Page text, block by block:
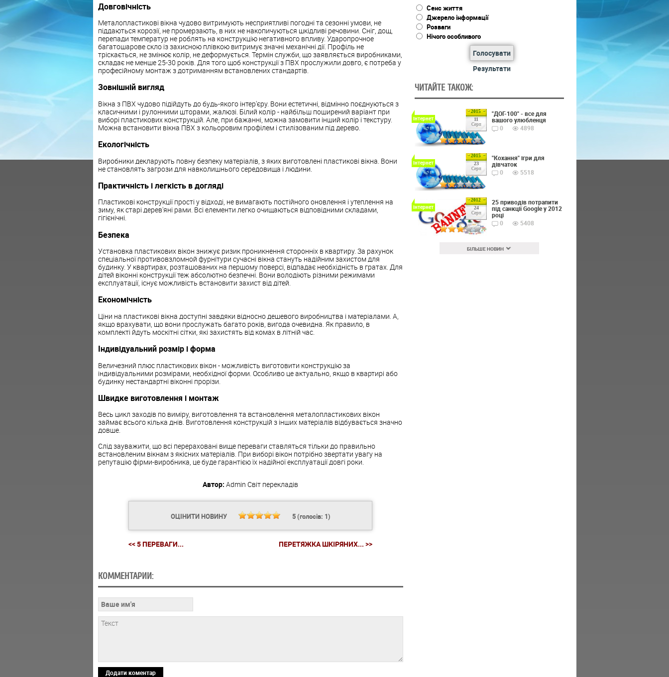
Довговічність
Металопластикові вікна чудово витримують несприятливі погодні та сезонні умови, не
піддаються корозії, не промерзають, в них не накопичуються шкідливі речовини. Сніг, дощ,
перепади температур не роблять на конструкцію негативного впливу. Ударопрочное
багатошарове скло із захисною плівкою витримує значні механічні дії. Профіль не
тріскається, не змінює колір, не деформується. Термін служби, що заявляється виробниками,
складає не менше 25-30 років. Для того щоб конструкції з ПВХ прослужили довго, є потреба у
професійному монтаж з дотриманням встановлених стандартів.
Зовнішній вигляд
Вікна з ПВХ чудово підійдуть до будь-якого інтер'єру. Вони естетичні, відмінно поєднуються з
класичними і рулонними шторами, жалюзі. Білий колір - найбільш поширений варіант при
виборі пластикових конструкцій. Але, при бажанні, можна замовити інший колір і текстуру.
Можна встановити вікна ПВХ з кольоровим профілем і стилізованим під дерево.
Екологічність
Виробники декларують повну безпеку матеріалів, з яких виготовлені пластикові вікна. Вони
не становлять загрози для навколишнього середовища і людини.
Практичність і легкість в догляді
Пластикові конструкції прості у відході, не вимагають постійного оновлення і утеплення на
зиму, як старі дерев'яні рами. Всі елементи легко очищаються відповідними складами,
гігієнічні.
Безпека
Установка пластикових вікон знижує ризик проникнення сторонніх в квартиру. За рахунок
спеціальної противовзломной фурнітури сучасні вікна стануть надійним захистом для
будинку. У квартирах, розташованих на першому поверсі, відпадає необхідність в гратах. Для
дітей віконні конструкції теж абсолютно безпечні. Вони володіють різними режимами
експлуатації, існує можливість встановити захист від дітей.
Економічність
Ціни на пластикові вікна доступні завдяки відносно дешевого виробництва і матеріалами. А,
якщо врахувати, що вони прослужать багато років, вигода очевидна. Як правило, в
комплекті йдуть москітні сітки, які захистять від комах в літній час.
Індивідуальний розмір і форма
Величезний плюс пластикових вікон - можливість виготовити конструкцію за
індивідуальними розмірами, необхідної форми. Особливо це актуально, якщо в квартирі або
будинку нестандартні віконні прорізи.
Швидке виготовлення і монтаж
Весь цикл заходів по виміру, виготовлення та встановлення металопластикових вікон
займає всього кілька днів. Виготовлення конструкцій з інших матеріалів відбувається значно
довше.
Слід зауважити, що всі перераховані вище переваги ставляться тільки до правильно
встановленим вікнам з якісних матеріалів. При виборі вікон потрібно звертати увагу на
репутацію фірми-виробника, це буде гарантією їх надійної експлуатації довгі роки.
Автор: Admin Світ перекладів
ОЦІНИТИ НОВИНУ 5(голосів: 1)
<< 5 ПЕРЕВАГИ... ПЕРЕТЯЖКА ШКІРЯНИХ... >>
КОММЕНТАРИИ:
Додати коментар
Сенс життя
Джерело інформації
Розваги
Нічого особливого
Голосувати
Результати
ЧИТАЙТЕ ТАКОЖ:
2015
11
Серп
Інтернет
"ДОГ-100" - все для
вашого улюбленця
0
4898
2015
23
Серп
Інтернет
"Кохання" ігри для
дівчаток
0
5518
2012
24
Серп
Інтернет
25 приводів потрапити
під санкції Google у 2012
році
0
5408
БІЛЬШЕ НОВИН